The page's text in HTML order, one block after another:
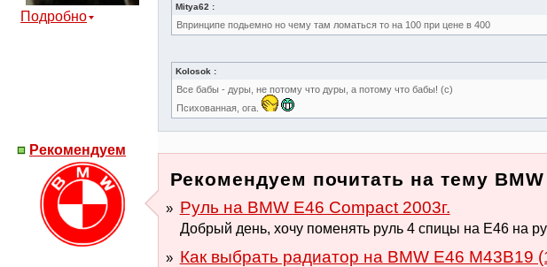
Подробно
Mitya62 :
Впринципе подьемно но чему там ломаться то на 100 при цене в 400
Kolosok :
Все бабы - дуры, не потому что дуры, а потому что бабы! (с)
Психованная, ога.
Рекомендуем
Рекомендуем почитать на тему
Руль на BMW E46 Compact 2003г.
Добрый день, хочу поменять руль 4 спицы на Е46 на
Как выбрать радиатор на BMW E46 M43B19